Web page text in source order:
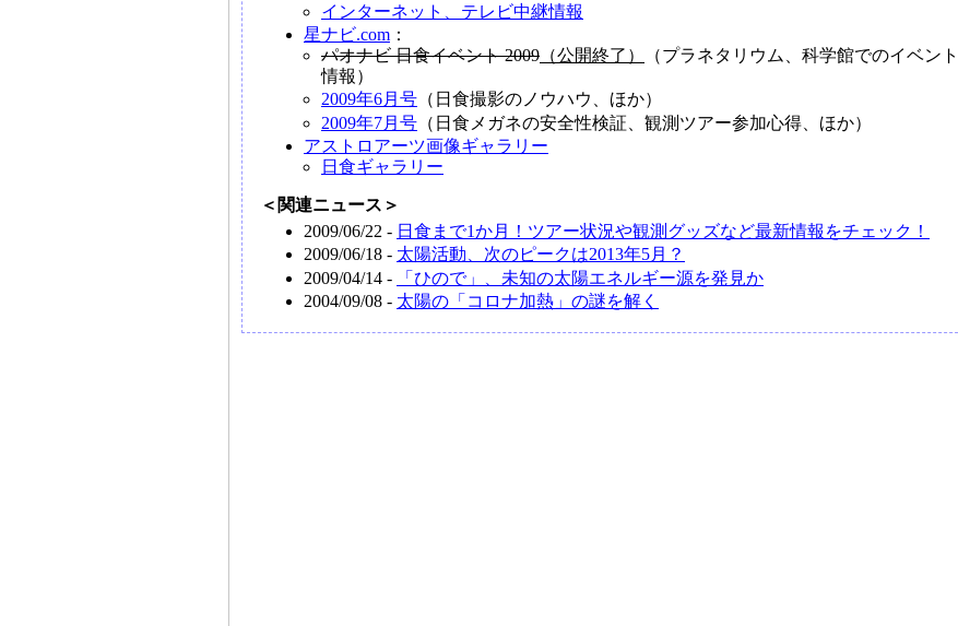
インターネット、テレビ中継情報
星ナビ.com ：
パオナビ 日食イベント 2009 （公開終了）
（プラネタリウム、科学館でのイベント
情報）
2009年6月号 （日食撮影のノウハウ、ほか）
2009年7月号 （日食メガネの安全性検証、観測ツアー参加心得、ほか）
アストロアーツ画像ギャラリー
日食ギャラリー
＜関連ニュース＞
2009/06/22 - 日食まで1か月！ツアー状況や観測グッズなど最新情報をチェック！
2009/06/18 - 太陽活動、次のピークは2013年5月？
2009/04/14 -
「ひので」、未知の太陽エネルギー源を発見か
2004/09/08 - 太陽の「コロナ加熱」の謎を解く